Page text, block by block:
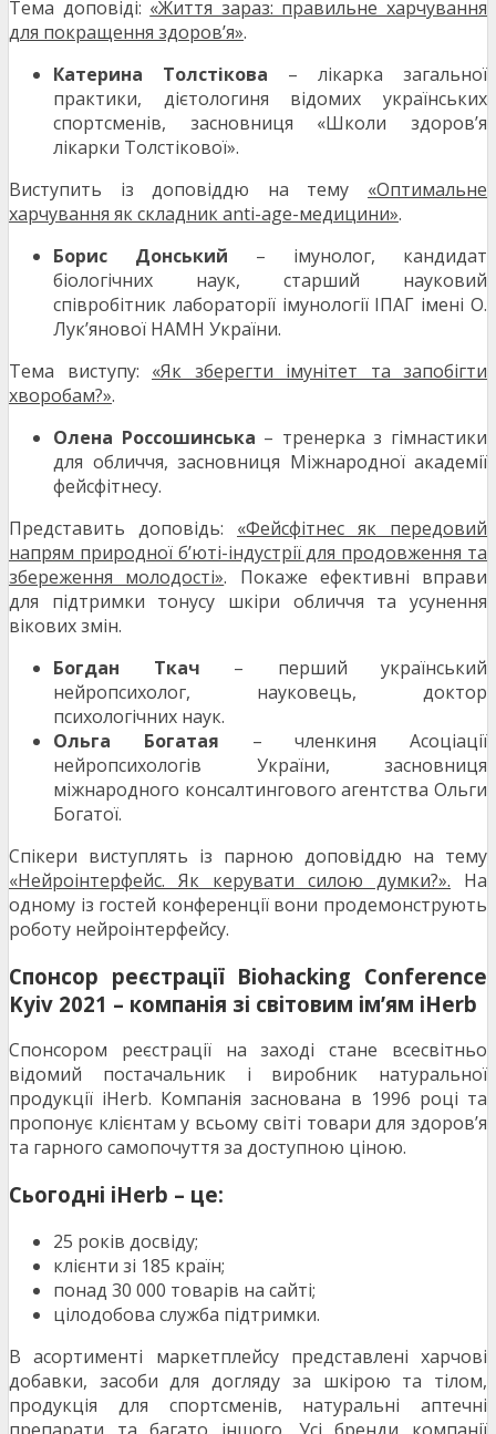
Тема доповіді: «Життя зараз: правильне харчування
для покращення здоров’я».
Катерина Толстікова – лікарка загальної
практики, дієтологиня відомих українських
спортсменів, засновниця «Школи здоров’я
лікарки Толстікової».
Виступить із доповіддю на тему «Оптимальне
харчування як складник anti-age-медицини».
Борис Донський – імунолог, кандидат
біологічних наук, старший науковий
співробітник лабораторії імунології ІПАГ імені О.
Лук’янової НАМН України.
Тема виступу: «Як зберегти імунітет та запобігти
хворобам?».
Олена Россошинська – тренерка з гімнастики
для обличчя, засновниця Міжнародної академії
фейсфітнесу.
Представить доповідь: «Фейсфітнес як передовий
напрям природної б’юті-індустрії для продовження та
збереження молодості». Покаже ефективні вправи
для підтримки тонусу шкіри обличчя та усунення
вікових змін.
Богдан Ткач – перший український
нейропсихолог, науковець, доктор
психологічних наук.
Ольга Богатая – членкиня Асоціації
нейропсихологів України, засновниця
міжнародного консалтингового агентства Ольги
Богатої.
Спікери виступлять із парною доповіддю на тему
«Нейроінтерфейс. Як керувати силою думки?». На
одному із гостей конференції вони продемонструють
роботу нейроінтерфейсу.
Спонсор реєстрації Biohacking Conference
Kyiv 2021 – компанія зі світовим ім’ям iHerb
Спонсором реєстрації на заході стане всесвітньо
відомий постачальник і виробник натуральної
продукції iHerb. Компанія заснована в 1996 році та
пропонує клієнтам у всьому світі товари для здоров’я
та гарного самопочуття за доступною ціною.
Сьогодні iHerb – це:
25 років досвіду;
клієнти зі 185 країн;
понад 30 000 товарів на сайті;
цілодобова служба підтримки.
В асортименті маркетплейсу представлені харчові
добавки, засоби для догляду за шкірою та тілом,
продукція для спортсменів, натуральні аптечні